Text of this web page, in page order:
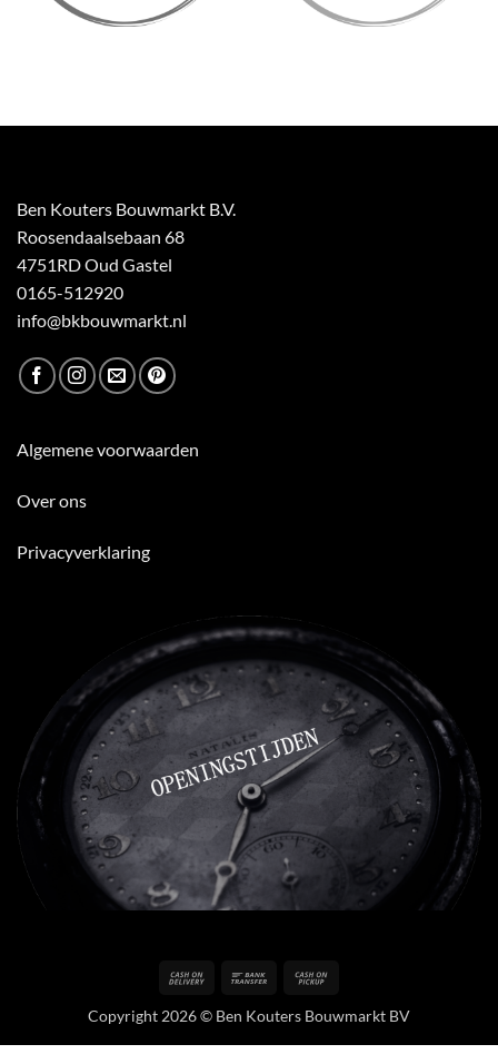
Ben Kouters Bouwmarkt B.V.
Roosendaalsebaan 68
4751RD Oud Gastel
0165-512920
info@bkbouwmarkt.nl
Algemene voorwaarden
Over ons
Privacyverklaring
Cash
Delivery
Bank
Pickup
Copyright 2026 © Ben Kouters Bouwmarkt BV